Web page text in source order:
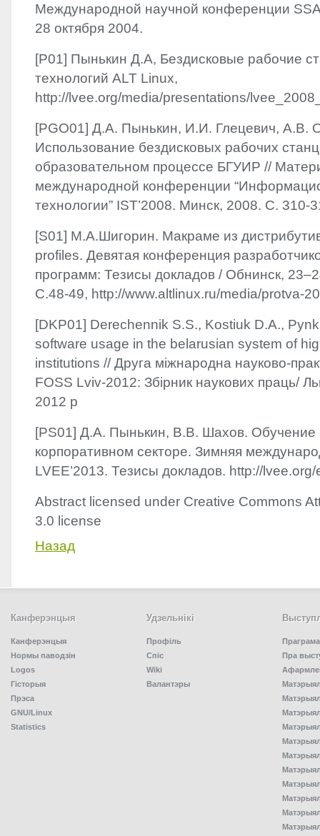
Международной научной конференции
28 октября 2004.
[P01] Пынькин Д.А, Бездисковые рабочие
технологий ALT Linux,
http://lvee.org/media/presentations/
[PGO01] Д.А. Пынькин, И.И. Глецевич, А.В.
Использование бездисковых рабочих
образовательном процессе БГУИР //
международной конференции
технологии” IST’2008. Минск, 2008. С. 310-
[S01] М.А.Шигорин. Макраме из
profiles. Девятая конференция
программ: Тезисы докладов / Обнинск,
С.48-49, http://www.altlinux.ru/media/protva-
[DKP01] Derechennik S.S., Kostiuk D.A.,
software usage in the belarusian system of
institutions // Друга міжнародна науково-
FOSS Lviv-2012: Збірник наукових праць/
2012 р
[PS01] Д.А. Пынькин, В.В. Шахов. Обучение
корпоративном секторе. Зимняя
LVEE’2013. Тезисы докладов. http://
Abstract licensed under Creative Commons
3.0 license
Назад
Канферэнцыя
Канферэнцыя
Нормы паводзін
Logos
Гісторыя
Прэса
GNU/Linux
Statistics
Удзельнiкi
Профіль
Спiс
Wiki
Валантэры
Праграма
Пра